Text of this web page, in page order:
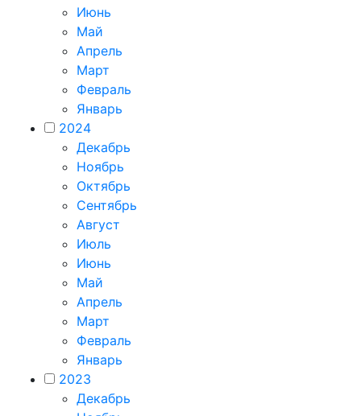
Июнь
Май
Апрель
Март
Февраль
Январь
2024
Декабрь
Ноябрь
Октябрь
Сентябрь
Август
Июль
Июнь
Май
Апрель
Март
Февраль
Январь
2023
Декабрь